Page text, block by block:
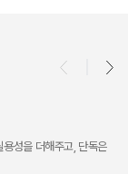
성을 더해주고, 단독은